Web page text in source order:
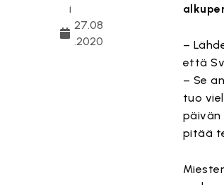
i
27.08
.2020
–
että
– Se
tuo
pitää